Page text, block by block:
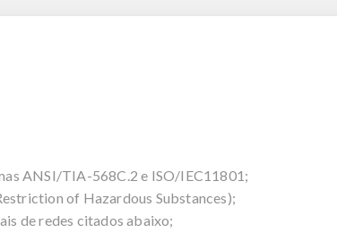
ANSI/TIA-568C.2 e ISO/IEC11801;
of Hazardous Substances);
de redes citados abaixo;